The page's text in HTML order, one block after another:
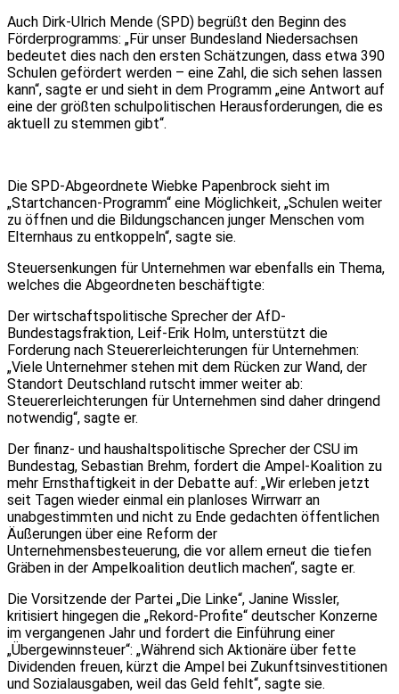
Auch Dirk-Ulrich Mende (SPD) begrüßt den Beginn des
Förderprogramms: „Für unser Bundesland Niedersachsen
bedeutet dies nach den ersten Schätzungen, dass etwa 390
Schulen gefördert werden – eine Zahl, die sich sehen lassen
kann“, sagte er und sieht in dem Programm „eine Antwort auf
eine der größten schulpolitischen Herausforderungen, die es
aktuell zu stemmen gibt“.
Die SPD-Abgeordnete Wiebke Papenbrock sieht im
„Startchancen-Programm“ eine Möglichkeit, „Schulen weiter
zu öffnen und die Bildungschancen junger Menschen vom
Elternhaus zu entkoppeln“, sagte sie.
Steuersenkungen für Unternehmen war ebenfalls ein Thema,
welches die Abgeordneten beschäftigte:
Der wirtschaftspolitische Sprecher der AfD-
Bundestagsfraktion, Leif-Erik Holm, unterstützt die
Forderung nach Steuererleichterungen für Unternehmen:
„Viele Unternehmer stehen mit dem Rücken zur Wand, der
Standort Deutschland rutscht immer weiter ab:
Steuererleichterungen für Unternehmen sind daher dringend
notwendig“, sagte er.
Der finanz- und haushaltspolitische Sprecher der CSU im
Bundestag, Sebastian Brehm, fordert die Ampel-Koalition zu
mehr Ernsthaftigkeit in der Debatte auf: „Wir erleben jetzt
seit Tagen wieder einmal ein planloses Wirrwarr an
unabgestimmten und nicht zu Ende gedachten öffentlichen
Äußerungen über eine Reform der
Unternehmensbesteuerung, die vor allem erneut die tiefen
Gräben in der Ampelkoalition deutlich machen“, sagte er.
Die Vorsitzende der Partei „Die Linke“, Janine Wissler,
kritisiert hingegen die „Rekord-Profite“ deutscher Konzerne
im vergangenen Jahr und fordert die Einführung einer
„Übergewinnsteuer“: „Während sich Aktionäre über fette
Dividenden freuen, kürzt die Ampel bei Zukunftsinvestitionen
und Sozialausgaben, weil das Geld fehlt“, sagte sie.